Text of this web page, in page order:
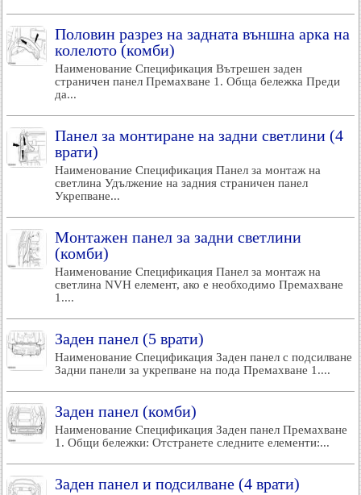
Половин разрез на задната външна арка на
колелото (комби)
Наименование Спецификация Вътрешен заден
страничен панел Премахване 1. Обща бележка Преди
да...
Панел за монтиране на задни светлини (4
врати)
Наименование Спецификация Панел за монтаж на
светлина Удължение на задния страничен панел
Укрепване...
Монтажен панел за задни светлини
(комби)
Наименование Спецификация Панел за монтаж на
светлина NVH елемент, ако е необходимо Премахване
1....
Заден панел (5 врати)
Наименование Спецификация Заден панел с подсилване
Задни панели за укрепване на пода Премахване 1....
Заден панел (комби)
Наименование Спецификация Заден панел Премахване
1. Общи бележки: Отстранете следните елементи:...
Заден панел и подсилване (4 врати)